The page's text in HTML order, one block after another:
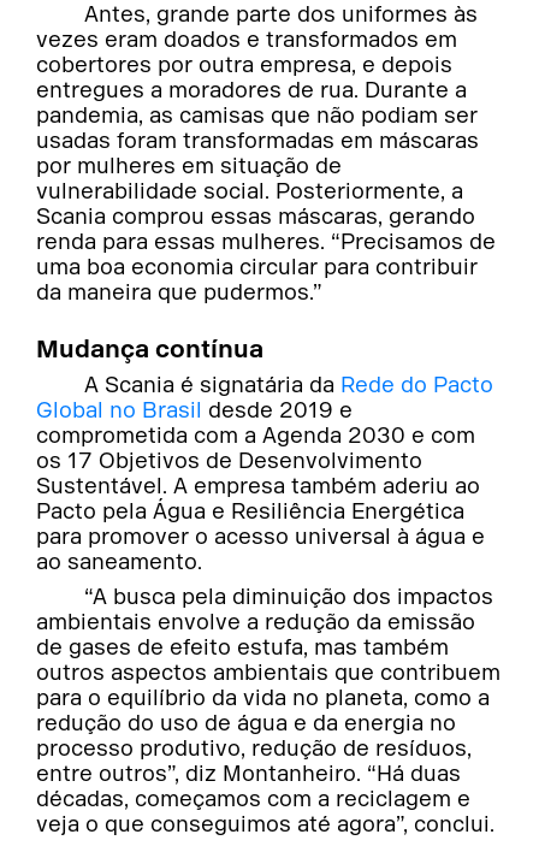
Antes, grande parte dos uniformes às
vezes eram doados e transformados em
cobertores por outra empresa, e depois
entregues a moradores de rua. Durante a
pandemia, as camisas que não podiam ser
usadas foram transformadas em máscaras
por mulheres em situação de
vulnerabilidade social. Posteriormente, a
Scania comprou essas máscaras, gerando
renda para essas mulheres. “Precisamos de
uma boa economia circular para contribuir
da maneira que pudermos.”
Mudança contínua
A Scania é signatária da Rede do Pacto
Global no Brasil desde 2019 e
comprometida com a Agenda 2030 e com
os 17 Objetivos de Desenvolvimento
Sustentável. A empresa também aderiu ao
Pacto pela Água e Resiliência Energética
para promover o acesso universal à água e
ao saneamento.
“A busca pela diminuição dos impactos
ambientais envolve a redução da emissão
de gases de efeito estufa, mas também
outros aspectos ambientais que contribuem
para o equilíbrio da vida no planeta, como a
redução do uso de água e da energia no
processo produtivo, redução de resíduos,
entre outros”, diz Montanheiro. “Há duas
décadas, começamos com a reciclagem e
veja o que conseguimos até agora”, conclui.